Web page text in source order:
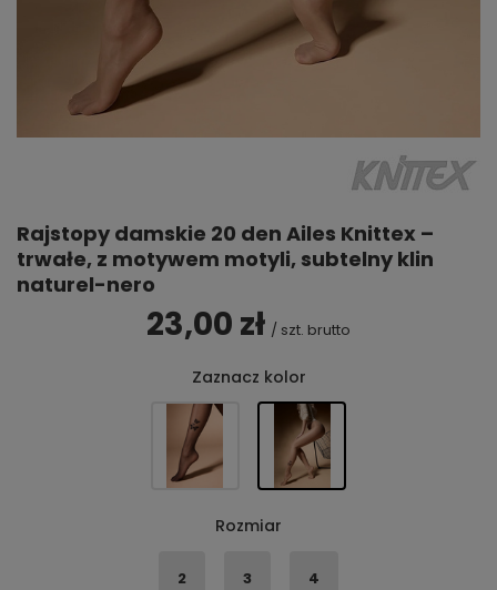
Rajstopy damskie 20 den Ailes Knittex –
trwałe, z motywem motyli, subtelny klin
naturel-nero
23,00 zł / szt. brutto
Zaznacz kolor
Rozmiar
2 3 4